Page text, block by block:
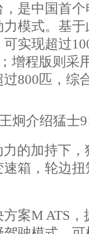
是中国首
模式。基
实现超过
增程版则采
800匹，综
炯介绍猛士
的加持下
箱，轮边扭
案M ATS